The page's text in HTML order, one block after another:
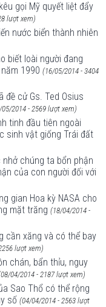
gọi Mỹ quyết liệt đẩy
lượt xem)
nước biển thành nhiên
biết loài người đang
1990 (16/05/2014 - 3404
đề cử Gs. Ted Osius
2014 - 2569 lượt xem)
tinh đầu tiên ngoài
sinh vật giống Trái đất
nhở chúng ta bổn phận
của con người đối với
gian Hoa kỳ NASA cho
mặt trăng (18/04/2014 -
cần xăng và có thể bay
lượt xem)
chán, bẩn thỉu, nguy
04/2014 - 2187 lượt xem)
Sao Thổ có thể rộng
số (04/04/2014 - 2563 lượt